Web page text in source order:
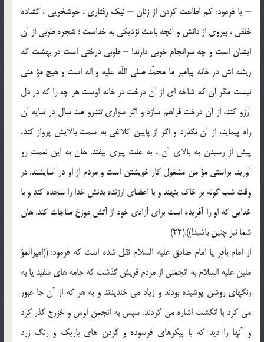
– يا فرمود: كم اطاعت كردن از زنان – نيك رفتارى ، خوشخويى ، گشاده
خلقى ، پيروى از دانش و آنچه باعث نزديكى به خداست ؛ شجره طوبى از آن
ايشان است و چه سرانجام خوبى دارند! – طوبى درختى است در بهشت كه
ريشه اش در خانه پيامبر ما محمّد صلى اللّه عليه و اله است و هيچ مؤ منى
نيست مگر آن كه شاخه اى از آن درخت در خانه اوست هر چه را كه در دل
آرزو كند، از آن درخت فراهم سازد و اگر سوارى تندرو صد سال در سايه آن
راه پيمايد، از آن نگذرد و اگر از پايين كلاغى به سمت بالايش پرواز كند،
پيش از رسيدن به بالاى آن ، به علت پيرى بيفتد. هان به اين نعمت رو
آوريد. براستى مؤ من مشغول كار خويشتن است و مردم از او در آسايشند. در
وقت شب گونه بر خاك بنهند و با اعضاى ارزنده بدنش خدا را سجده كند و با
خدايى كه او را آفريده است براى آزادى خود از آتش دوزخ مناجات كند. هان
شما نيز چنين باشيد!)).(22)
از امام باقر يا امام صادق عليه السلام نقل شده است كه فرمود: ((اميرالمؤ
منين عليه السلام به انجمنى از مردم قريش گذشت كه جامه هاى سفيد يا به
رنگهاى روشن پوشيده بودند و زياد مى خنديدند و به هر كه از آن جا عبور
مى كرد با انگشت اشاره مى كردند. سپس به انجمن اوس و خزرج گذر كرد
و آنها را ديد كه با پيكرهاى فرسوده و گردن هاى باريك و رنگ زرد